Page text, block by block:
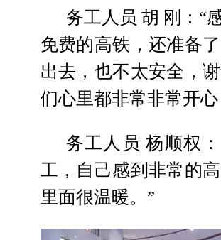
务工人员 胡 刚：“
免费的高铁，还准备
出去，也不太安全，
们心里都非常非常开
务工人员 杨顺权
工，自己感到非常的
里面很温暖。”